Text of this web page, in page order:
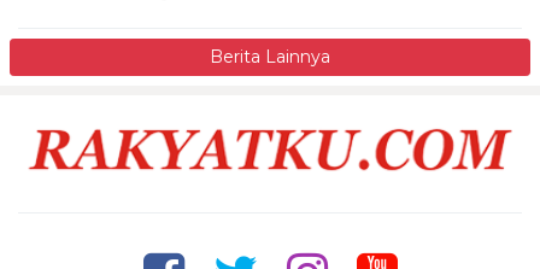
Berita Lainnya